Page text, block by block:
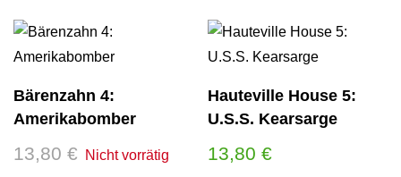
Bärenzahn 4:
Amerikabomber
13,80 €
Hauteville House 5:
U.S.S. Kearsarge
13,80€